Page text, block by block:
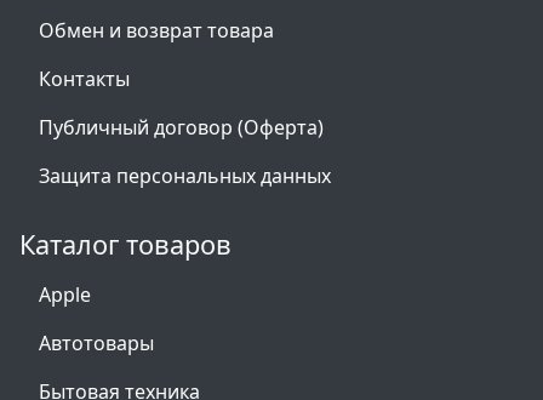
Обмен и возврат товара
Контакты
Публичный договор (Оферта)
Защита персональных данных
Каталог товаров
Apple
Автотовары
Бытовая техника